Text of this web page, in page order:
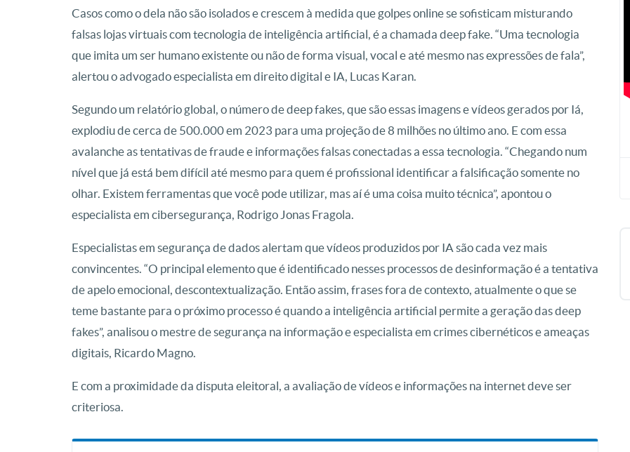
Casos como o dela não são isolados e crescem à medida que golpes online se sofisticam misturando
falsas lojas virtuais com tecnologia de inteligência artificial, é a chamada deep fake. “Uma tecnologia
que imita um ser humano existente ou não de forma visual, vocal e até mesmo nas expressões de fala”,
alertou o advogado especialista em direito digital e IA, Lucas Karan.
Segundo um relatório global, o número de deep fakes, que são essas imagens e vídeos gerados por Iá,
explodiu de cerca de 500.000 em 2023 para uma projeção de 8 milhões no último ano. E com essa
avalanche as tentativas de fraude e informações falsas conectadas a essa tecnologia. “Chegando num
nível que já está bem difícil até mesmo para quem é profissional identificar a falsificação somente no
olhar. Existem ferramentas que você pode utilizar, mas aí é uma coisa muito técnica”, apontou o
especialista em cibersegurança, Rodrigo Jonas Fragola.
Especialistas em segurança de dados alertam que vídeos produzidos por IA são cada vez mais
convincentes. “O principal elemento que é identificado nesses processos de desinformação é a tentativa
de apelo emocional, descontextualização. Então assim, frases fora de contexto, atualmente o que se
teme bastante para o próximo processo é quando a inteligência artificial permite a geração das deep
fakes”, analisou o mestre de segurança na informação e especialista em crimes cibernéticos e ameaças
digitais, Ricardo Magno.
E com a proximidade da disputa eleitoral, a avaliação de vídeos e informações na internet deve ser
criteriosa.